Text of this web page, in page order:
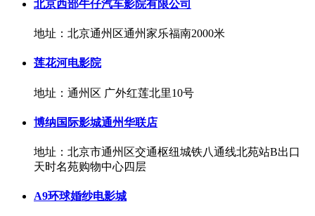
北京西部牛仔汽车影院有限公司
地址：北京通州区通州家乐福南2000米
莲花河电影院
地址：通州区 广外红莲北里10号
博纳国际影城通州华联店
地址：北京市通州区交通枢纽城铁八通线北苑站B出口
天时名苑购物中心四层
A9环球婚纱电影城